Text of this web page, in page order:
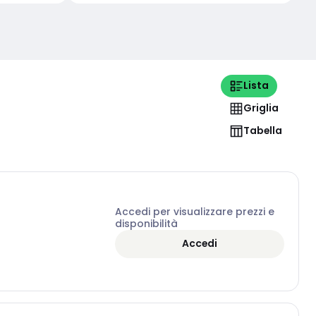
Lista
Griglia
Tabella
Accedi per visualizzare prezzi e
disponibilità
Accedi